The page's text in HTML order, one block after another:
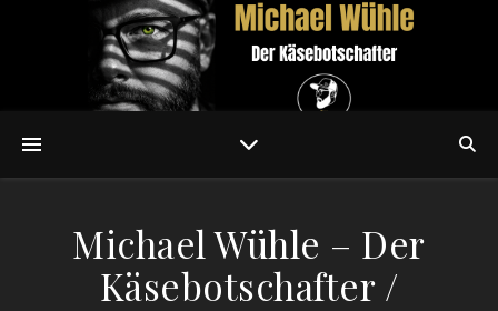
Michael Wühle – Der
Käsebotschafter /